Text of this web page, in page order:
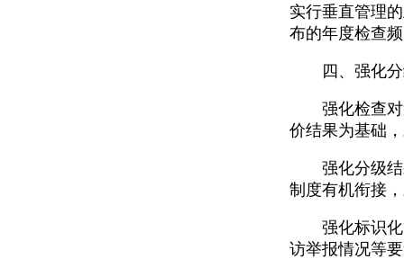
实行垂直管理
布的年度检查
四、强化分
强化检查对象
价结果为基础
强化分级结果
制度有机衔接
强化标识化管
访举报情况等